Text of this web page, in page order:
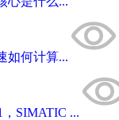
如何计算...
SIMATIC ...